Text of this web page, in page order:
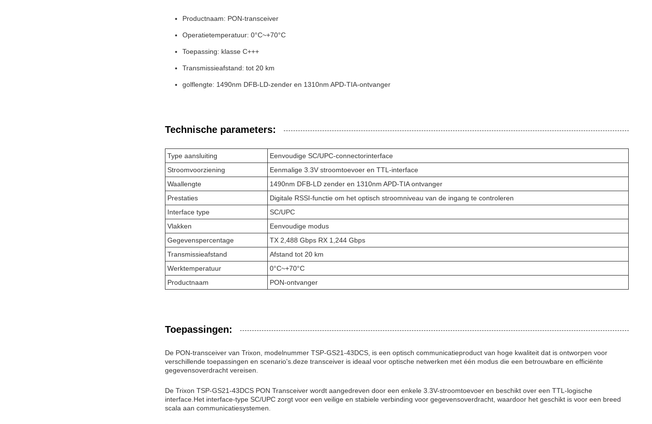
Productnaam: PON-transceiver
Operatietemperatuur: 0°C~+70°C
Toepassing: klasse C+++
Transmissieafstand: tot 20 km
golflengte: 1490nm DFB-LD-zender en 1310nm APD-TIA-ontvanger
Technische parameters:
Type aansluiting
Eenvoudige SC/UPC-connectorinterface
Stroomvoorziening
Eenmalige 3.3V stroomtoevoer en TTL-interface
Waallengte
1490nm DFB-LD zender en 1310nm APD-TIA ontvanger
Prestaties
Digitale RSSI-functie om het optisch stroomniveau van de ingang te controleren
Interface type
SC/UPC
Vlakken
Eenvoudige modus
Gegevenspercentage
TX 2,488 Gbps RX 1,244 Gbps
Transmissieafstand
Afstand tot 20 km
Werktemperatuur
0°C~+70°C
Productnaam
PON-ontvanger
Toepassingen:
De PON-transceiver van Trixon, modelnummer TSP-GS21-43DCS, is een optisch communicatieproduct van hoge kwaliteit dat is ontworpen voor
verschillende toepassingen en scenario's.deze transceiver is ideaal voor optische netwerken met één modus die een betrouwbare en efficiënte
gegevensoverdracht vereisen.
De Trixon TSP-GS21-43DCS PON Transceiver wordt aangedreven door een enkele 3.3V-stroomtoevoer en beschikt over een TTL-logische
interface.Het interface-type SC/UPC zorgt voor een veilige en stabiele verbinding voor gegevensoverdracht, waardoor het geschikt is voor een breed
scala aan communicatiesystemen.